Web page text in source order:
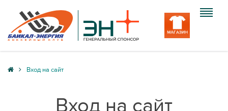
Клуб Вход на сайт
Вход на сайт